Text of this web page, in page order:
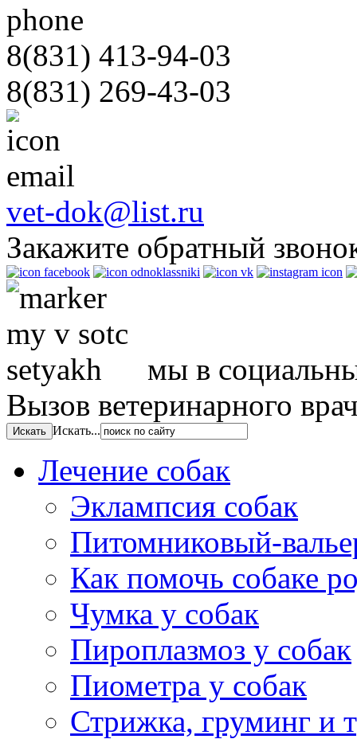
8(831) 413-94-03
8(831) 269-43-03
vet-dok@list.ru
Закажите обратный
мы в
Вызов ветеринарного
Искать...
Лечение собак
Эклампсия собак
Питомниковый-
Как помочь собаке
Чумка у собак
Пироплазмоз у собак
Пиометра у собак
Стрижка, груминг и